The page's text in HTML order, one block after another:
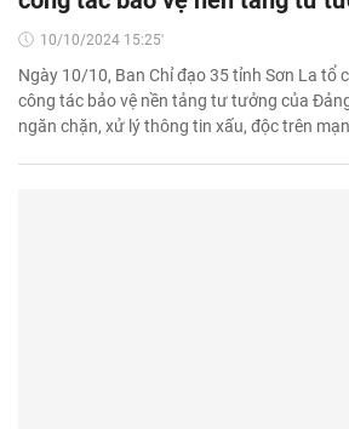
10/10/2024 15:25'
Ngày 10/10, Ban Chỉ đạo 35 tỉnh Sơn La tổ
công tác bảo vệ nền tảng tư tưởng của
ngăn chặn, xử lý thông tin xấu, độc trên